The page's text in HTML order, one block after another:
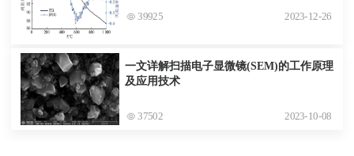
39925 2023-12-26
一文详解扫描电子显微镜(SEM)的工作原理
及应用技术
37502 2023-10-08